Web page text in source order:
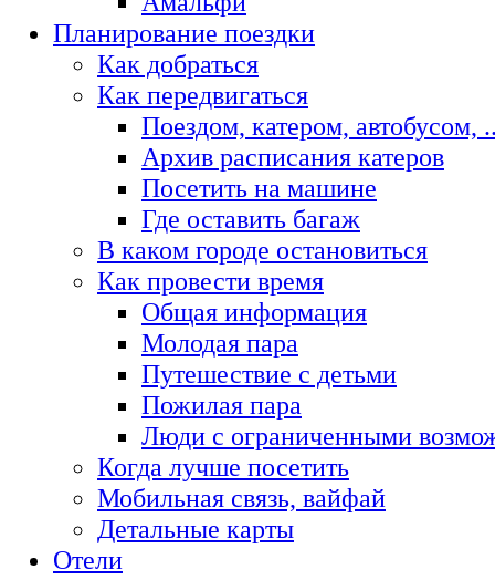
Планирование поездки
Как добраться
Как передвигаться
Поездом, катером, автобусом,
Архив расписания катеров
Посетить на машине
Где оставить багаж
В каком городе остановиться
Как провести время
Общая информация
Молодая пара
Путешествие с детьми
Пожилая пара
Люди с ограниченными
Когда лучше посетить
Мобильная связь, вайфай
Детальные карты
Отели